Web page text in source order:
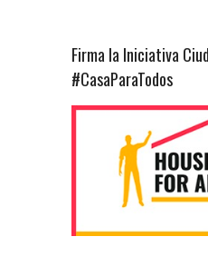
Firma la Iniciativa
#CasaParaTodos